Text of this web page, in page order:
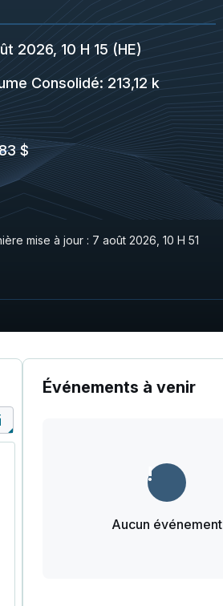
2026, 10 H 15 (HE)
Consolidé: 213,12 k
$
mise à jour : 7 août 2026, 10 H 51
Événements à venir
Aucun événement